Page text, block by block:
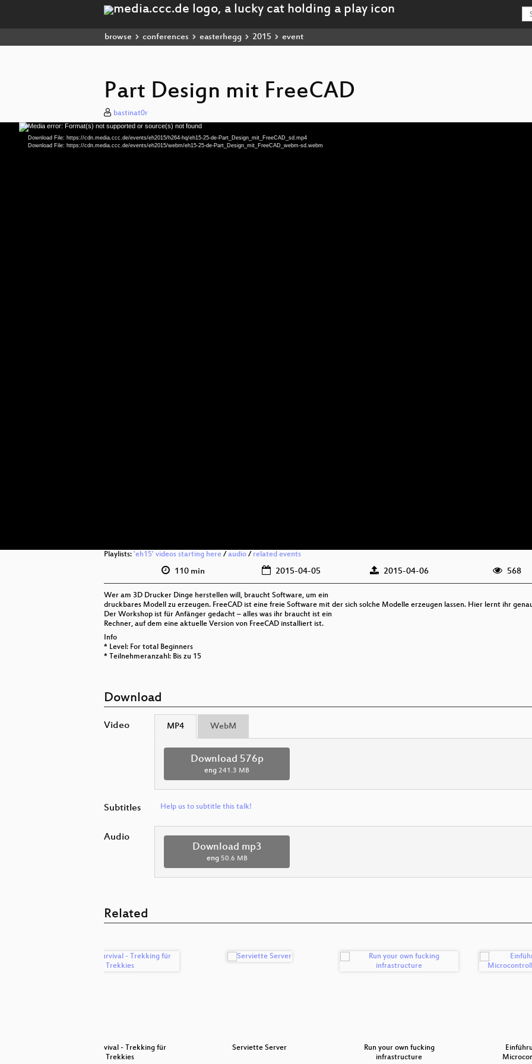
browse conferences easterhegg 2015 event
Part Design mit FreeCAD
bastinat0r
Video
Player
Media error: Format(s) not supported or source(s) not found
Download File: https://cdn.media.ccc.de/events/eh2015/h264-hq/eh15-25-de-Part_Design_mit_FreeCAD_sd.mp4
Download File: https://cdn.media.ccc.de/events/eh2015/webm/eh15-25-de-Part_Design_mit_FreeCAD_webm-sd.webm
Playlists: 'eh15' videos starting here / audio / related events
110 min 2015-04-05 2015-04-06 568
Wer am 3D Drucker Dinge herstellen will, braucht Software, um ein
druckbares Modell zu erzeugen. FreeCAD ist eine freie Software mit der sich solche Modelle erzeugen lassen. Hier lernt ihr
Der Workshop ist für Anfänger gedacht – alles was ihr braucht ist ein
Rechner, auf dem eine aktuelle Version von FreeCAD installiert ist.
Info
* Level: For total Beginners
* Teilnehmeranzahl: Bis zu 15
Download
Video MP4 WebM
Download 576p
eng 241.3 MB
Subtitles Help us to subtitle this talk!
Audio
Download mp3
eng 50.6 MB
Related
Geek survival - Trekking für
Trekkies
Serviette Server
Run your own fucking
infrastructure